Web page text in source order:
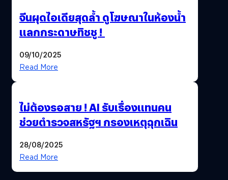
จีนผุดไอเดียสุดล้ำ ดูโฆษณาในห้องน้ำ
แลกกระดาษทิชชู !
09/10/2025
Read More
ไม่ต้องรอสาย ! AI รับเรื่องแทนคน
ช่วยตำรวจสหรัฐฯ กรองเหตุฉุกเฉิน
28/08/2025
Read More